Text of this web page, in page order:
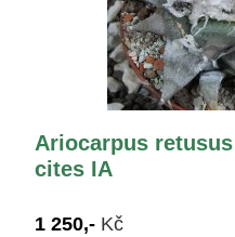
Ariocarpus
cites IA
1 250,- Kč